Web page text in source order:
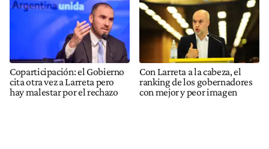
Coparticipación: el Gobierno
cita otra vez a Larreta pero
hay malestar por el rechazo
Con Larreta a la cabeza, el
ranking de los gobernadores
con mejor y peor imagen